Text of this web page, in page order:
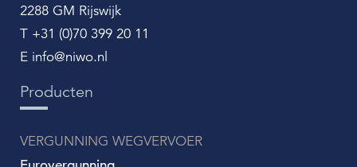
2288 GM Rijswijk
T +31 (0)70 399 20 11
E info@niwo.nl
Producten
VERGUNNING WEGVERVOER